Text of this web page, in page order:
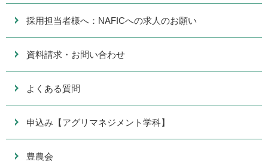
採用担当者様へ：NAFICへの求人のお願い
資料請求・お問い合わせ
よくある質問
申込み【アグリマネジメント学科】
豊農会